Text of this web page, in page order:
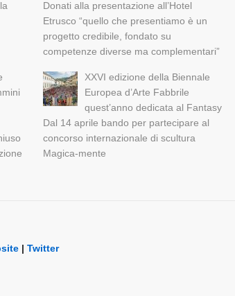
Donati alla presentazione all’Hotel
Etrusco “quello che presentiamo è un
progetto credibile, fondato su
competenze diverse ma complementari”
XXVI edizione della Biennale
Europea d’Arte Fabbrile
quest’anno dedicata al Fantasy
Dal 14 aprile bando per partecipare al
concorso internazionale di scultura
Magica-mente
|Twitter